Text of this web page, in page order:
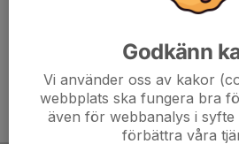
Godkänn
Vi använder oss av kakor
webbplats ska fungera bra
även för webbanalys i syfte
förbättra våra